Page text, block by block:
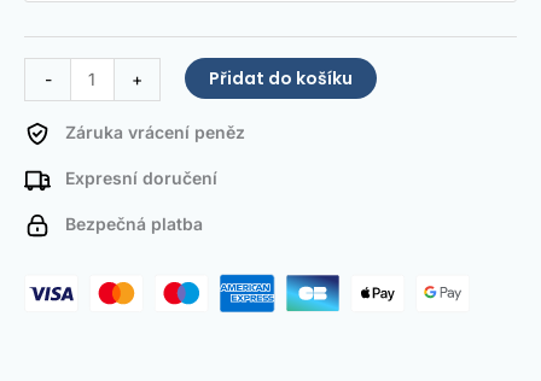
- + Přidat do košíku
Záruka vrácení peněz
Expresní doručení
Bezpečná platba